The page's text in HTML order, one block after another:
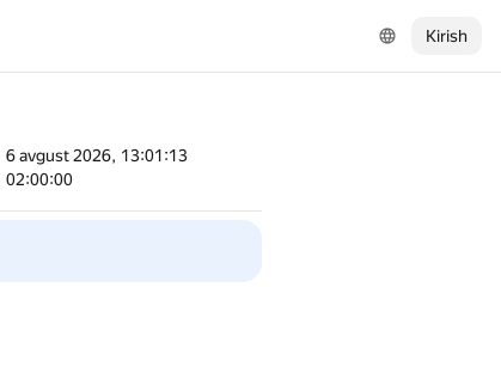
Kirish
6 avgust 2026, 13:01:13
02:00:00